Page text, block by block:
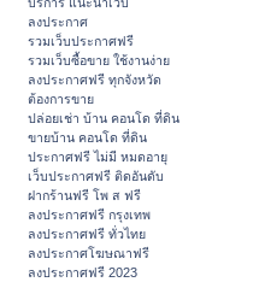
ลงประกาศ
รวมเว็บประกาศฟรี
รวมเว็บซื้อขาย ใช้งานง่าย
ลงประกาศฟรี ทุกจังหวัด
ต้องการขาย
ปล่อยเช่า บ้าน คอนโด ที่ดิน
ขายบ้าน คอนโด ที่ดิน
ประกาศฟรี ไม่มี หมดอายุ
เว็บประกาศฟรี ติดอันดับ
ฝากร้านฟรี โพ ส ฟรี
ลงประกาศฟรี กรุงเทพ
ลงประกาศฟรี ทั่วไทย
ลงประกาศโฆษณาฟรี
ลงประกาศฟรี 2023